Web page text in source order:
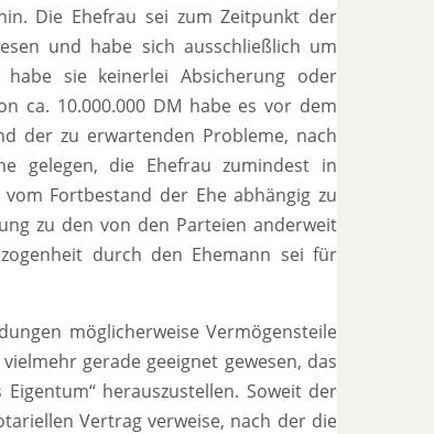
Die Ehefrau sei zum Zeitpunkt der
und habe sich ausschließlich um
habe sie keinerlei Absicherung oder
ca. 10.000.000 DM habe es vor dem
der zu erwartenden Probleme, nach
gelegen, die Ehefrau zumindest in
Fortbestand der Ehe abhängig zu
zu den von den Parteien anderweit
durch den Ehemann sei für
möglicherweise Vermögensteile
gerade geeignet gewesen, das
herauszustellen. Soweit der
Vertrag verweise, nach der die